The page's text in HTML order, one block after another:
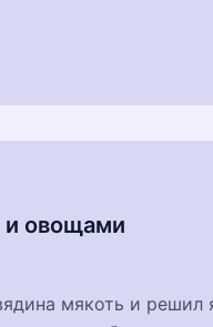
и овощами
мякоть и решил